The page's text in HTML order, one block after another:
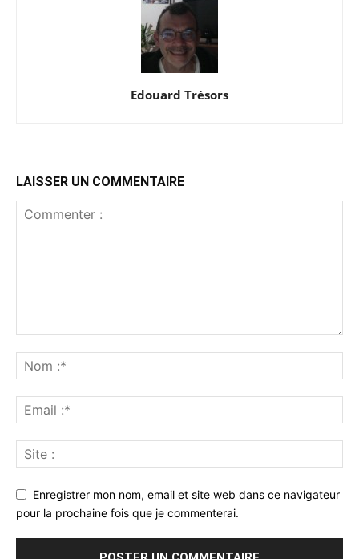
Edouard Trésors
LAISSER UN COMMENTAIRE
Enregistrer mon nom, email et site web dans ce navigateur
pour la prochaine fois que je commenterai.